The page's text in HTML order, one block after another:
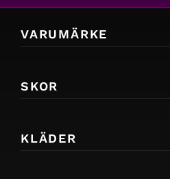
VARUMÄRKE
SKOR
KLÄDER